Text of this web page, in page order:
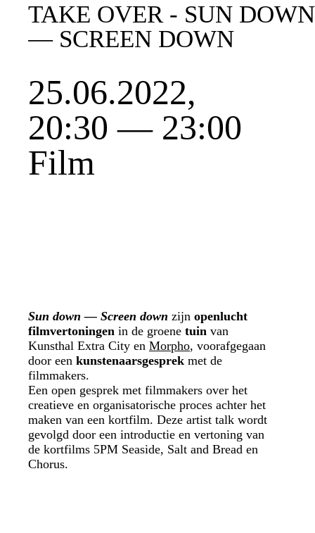
TAKE OVER - SUN DOWN
— SCREEN DOWN
25.06.2022,
20:30 — 23:00
Film
Sun down — Screen down zijn openlucht
filmvertoningen in de groene tuin van
Kunsthal Extra City en Morpho, voorafgegaan
door een kunstenaarsgesprek met de
filmmakers.
Een open gesprek met filmmakers over het
creatieve en organisatorische proces achter het
maken van een kortfilm. Deze artist talk wordt
gevolgd door een introductie en vertoning van
de kortfilms 5PM Seaside, Salt and Bread en
Chorus.